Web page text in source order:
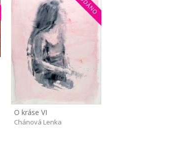
O kráse VI
Chánová Lenka